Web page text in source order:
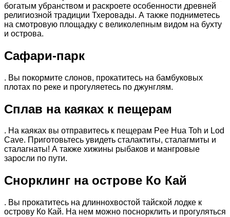
богатым убранством и раскроете особенности древней
религиозной традиции Тхеровады. А также подниметесь
на смотровую площадку с великолепным видом на бухту
и острова.
Сафари-парк
. Вы покормите слонов, прокатитесь на бамбуковых
плотах по реке и прогуляетесь по джунглям.
Сплав на каяках к пещерам
. На каяках вы отправитесь к пещерам Pee Hua Toh и Lod
Cave. Приготовьтесь увидеть сталактиты, сталагмиты и
сталагнаты! А также хижины рыбаков и мангровые
заросли по пути.
Снорклинг на острове Ко Кай
. Вы прокатитесь на длиннохвостой тайской лодке к
острову Ко Кай. На нем можно поснорклить и прогуляться